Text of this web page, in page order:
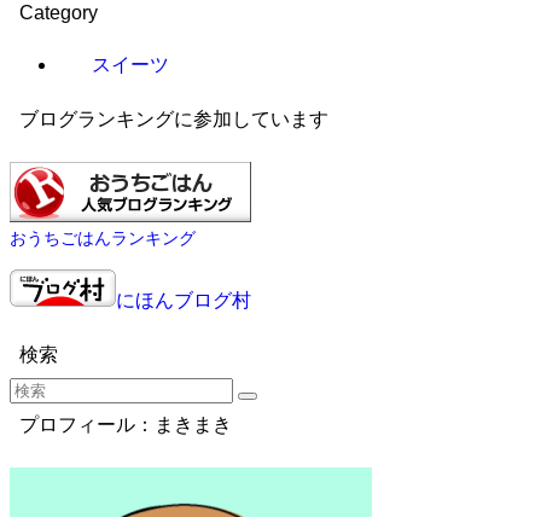
Category
スイーツ
ブログランキングに参加しています
おうちごはんランキング
にほんブログ村
検索
プロフィール：まきまき